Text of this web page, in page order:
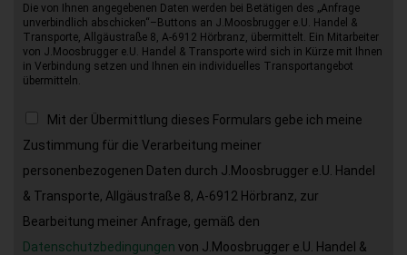
Die von Ihnen angegebenen Daten werden bei Betätigen des „Anfrage
unverbindlich abschicken“–Buttons an J.Moosbrugger e.U. Handel &
Transporte, Allgäustraße 8, A-6912 Hörbranz, übermittelt. Ein Mitarbeiter
von J.Moosbrugger e.U. Handel & Transporte wird sich in Kürze mit Ihnen
in Verbindung setzen und Ihnen ein individuelles Transportangebot
übermitteln.
Mit der Übermittlung dieses Formulars gebe ich meine
Zustimmung für die Verarbeitung meiner
personenbezogenen Daten durch J.Moosbrugger e.U. Handel
& Transporte, Allgäustraße 8, A-6912 Hörbranz, zur
Bearbeitung meiner Anfrage, gemäß den
Datenschutzbedingungen von J.Moosbrugger e.U. Handel &